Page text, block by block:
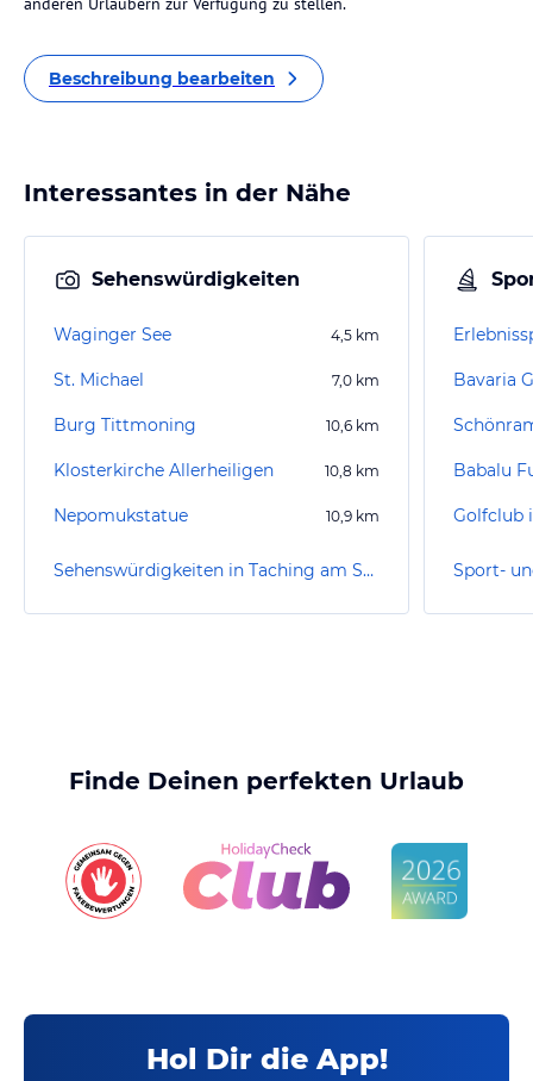
Beschreibung bearbeiten
Interessantes in der Nähe
Sehenswürdigkeiten
Waginger See 4,5 km
St. Michael 7,0 km
Burg Tittmoning 10,6 km
Klosterkirche Allerheiligen 10,8 km
Nepomukstatue 10,9 km
Sehenswürdigkeiten in Taching am See
Bavaria
Babalu
Finde Deinen perfekten Urlaub
Hol Dir die App!